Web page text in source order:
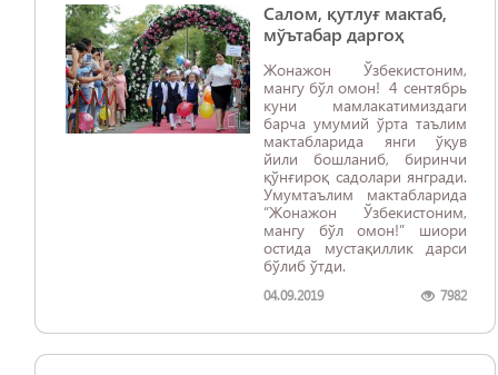
Салом, қутлуғ мактаб,
мўътабар даргоҳ
Жонажон Ўзбекистоним,
мангу бўл омон! 4 сентябрь
куни мамлакатимиздаги
барча умумий ўрта таълим
мактабларида янги ўқув
йили бошланиб, биринчи
қўнғироқ садолари янгради.
Умумтаълим мактабларида
“Жонажон Ўзбекистоним,
мангу бўл омон!” шиори
остида мустақиллик дарси
бўлиб ўтди.
04.09.2019 7982